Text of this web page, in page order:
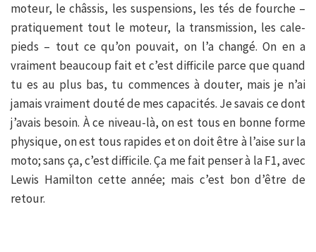
moteur, le châssis, les suspensions, les tés de fourche –
pratiquement tout le moteur, la transmission, les cale-
pieds – tout ce qu’on pouvait, on l’a changé. On en a
vraiment beaucoup fait et c’est difficile parce que quand
tu es au plus bas, tu commences à douter, mais je n’ai
jamais vraiment douté de mes capacités. Je savais ce dont
j’avais besoin. À ce niveau-là, on est tous en bonne forme
physique, on est tous rapides et on doit être à l’aise sur la
moto; sans ça, c’est difficile. Ça me fait penser à la F1, avec
Lewis Hamilton cette année; mais c’est bon d’être de
retour.